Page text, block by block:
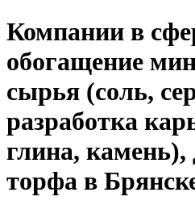
Компании в
обогащение
сырья (соль,
разработка
глина,
торфа в